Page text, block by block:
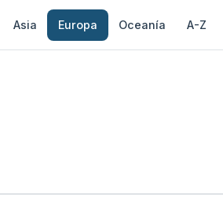
Asia Europa Oceanía A-Z